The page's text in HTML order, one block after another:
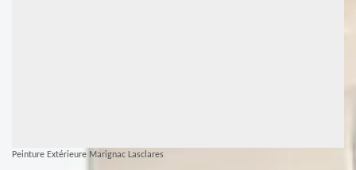
Peinture Extérieure Marignac Lasclares